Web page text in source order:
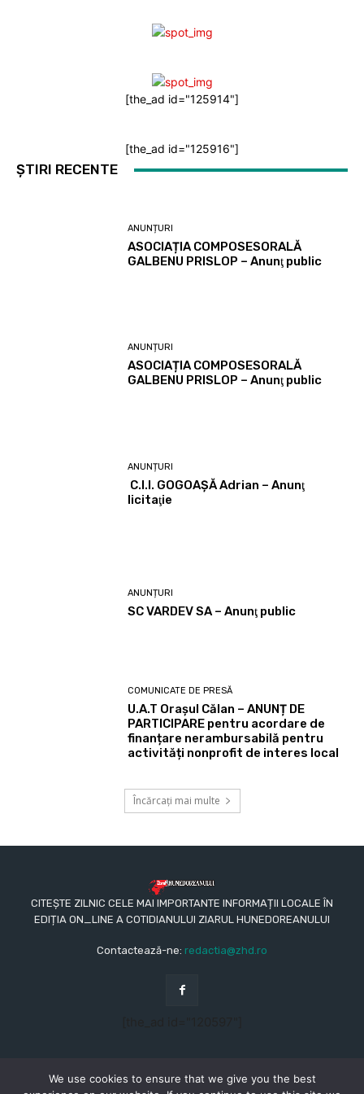
[the_ad id="125914"]
[the_ad id="125916"]
ȘTIRI RECENTE
ANUNȚURI
ASOCIAȚIA COMPOSESORALĂ
GALBENU PRISLOP – Anunţ public
ANUNȚURI
ASOCIAȚIA COMPOSESORALĂ
GALBENU PRISLOP – Anunţ public
ANUNȚURI
C.I.I. GOGOAŞĂ Adrian – Anunţ
licitaţie
ANUNȚURI
SC VARDEV SA – Anunţ public
COMUNICATE DE PRESĂ
U.A.T Orașul Călan – ANUNȚ DE
PARTICIPARE pentru acordare de
finanțare nerambursabilă pentru
activități nonprofit de interes local
Încărcați mai multe
CITEȘTE ZILNIC CELE MAI IMPORTANTE INFORMAȚII LOCALE ÎN
EDIȚIA ON_LINE A COTIDIANULUI ZIARUL HUNEDOREANULUI
Contactează-ne: redactia@zhd.ro
We use cookies to ensure that we give you the best